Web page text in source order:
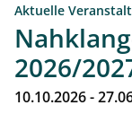
Aktuelle
2026/
10.10.2026 -